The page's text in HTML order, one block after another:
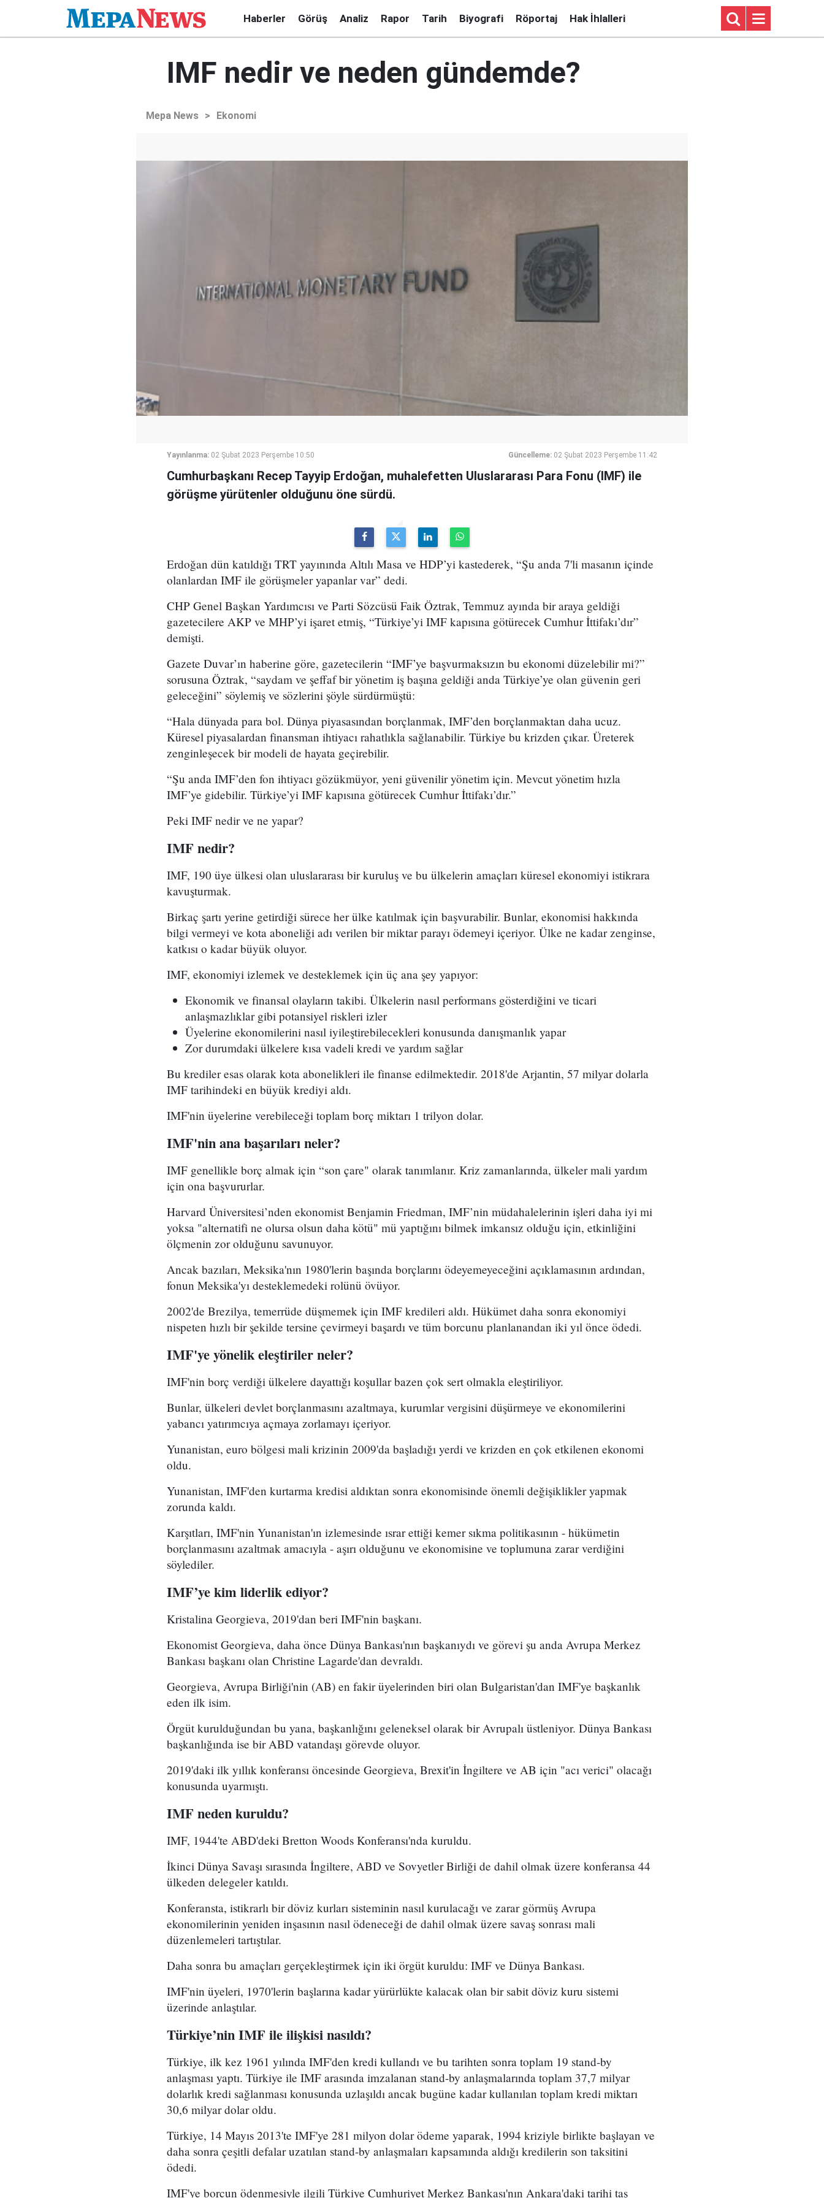
Haberler Görüş Analiz Rapor Tarih Biyografi Röportaj Hak İhlalleri
IMF nedir ve neden gündemde?
Mepa News > Ekonomi
Yayınlanma: 02 Şubat 2023 Perşembe 10:50 Güncelleme: 02 Şubat 2023 Perşembe 11:42
Cumhurbaşkanı Recep Tayyip Erdoğan, muhalefetten Uluslararası Para Fonu (IMF) ile
görüşme yürütenler olduğunu öne sürdü.
Erdoğan dün katıldığı TRT yayınında Altılı Masa ve HDP’yi kastederek, “Şu anda 7'li masanın içinde
olanlardan IMF ile görüşmeler yapanlar var” dedi.
CHP Genel Başkan Yardımcısı ve Parti Sözcüsü Faik Öztrak, Temmuz ayında bir araya geldiği
gazetecilere AKP ve MHP’yi işaret etmiş, “Türkiye’yi IMF kapısına götürecek Cumhur İttifakı’dır”
demişti.
Gazete Duvar’ın haberine göre, gazetecilerin “IMF’ye başvurmaksızın bu ekonomi düzelebilir mi?”
sorusuna Öztrak, “saydam ve şeffaf bir yönetim iş başına geldiği anda Türkiye’ye olan güvenin geri
geleceğini” söylemiş ve sözlerini şöyle sürdürmüştü:
“Hala dünyada para bol. Dünya piyasasından borçlanmak, IMF’den borçlanmaktan daha ucuz.
Küresel piyasalardan finansman ihtiyacı rahatlıkla sağlanabilir. Türkiye bu krizden çıkar. Üreterek
zenginleşecek bir modeli de hayata geçirebilir.
“Şu anda IMF’den fon ihtiyacı gözükmüyor, yeni güvenilir yönetim için. Mevcut yönetim hızla
IMF’ye gidebilir. Türkiye’yi IMF kapısına götürecek Cumhur İttifakı’dır.”
Peki IMF nedir ve ne yapar?
IMF nedir?
IMF, 190 üye ülkesi olan uluslararası bir kuruluş ve bu ülkelerin amaçları küresel ekonomiyi istikrara
kavuşturmak.
Birkaç şartı yerine getirdiği sürece her ülke katılmak için başvurabilir. Bunlar, ekonomisi hakkında
bilgi vermeyi ve kota aboneliği adı verilen bir miktar parayı ödemeyi içeriyor. Ülke ne kadar zenginse,
katkısı o kadar büyük oluyor.
IMF, ekonomiyi izlemek ve desteklemek için üç ana şey yapıyor:
Ekonomik ve finansal olayların takibi. Ülkelerin nasıl performans gösterdiğini ve ticari
anlaşmazlıklar gibi potansiyel riskleri izler
Üyelerine ekonomilerini nasıl iyileştirebilecekleri konusunda danışmanlık yapar
Zor durumdaki ülkelere kısa vadeli kredi ve yardım sağlar
Bu krediler esas olarak kota abonelikleri ile finanse edilmektedir. 2018'de Arjantin, 57 milyar dolarla
IMF tarihindeki en büyük krediyi aldı.
IMF'nin üyelerine verebileceği toplam borç miktarı 1 trilyon dolar.
IMF'nin ana başarıları neler?
IMF genellikle borç almak için “son çare" olarak tanımlanır. Kriz zamanlarında, ülkeler mali yardım
için ona başvururlar.
Harvard Üniversitesi’nden ekonomist Benjamin Friedman, IMF’nin müdahalelerinin işleri daha iyi mi
yoksa "alternatifi ne olursa olsun daha kötü" mü yaptığını bilmek imkansız olduğu için, etkinliğini
ölçmenin zor olduğunu savunuyor.
Ancak bazıları, Meksika'nın 1980'lerin başında borçlarını ödeyemeyeceğini açıklamasının ardından,
fonun Meksika'yı desteklemedeki rolünü övüyor.
2002'de Brezilya, temerrüde düşmemek için IMF kredileri aldı. Hükümet daha sonra ekonomiyi
nispeten hızlı bir şekilde tersine çevirmeyi başardı ve tüm borcunu planlanandan iki yıl önce ödedi.
IMF'ye yönelik eleştiriler neler?
IMF'nin borç verdiği ülkelere dayattığı koşullar bazen çok sert olmakla eleştiriliyor.
Bunlar, ülkeleri devlet borçlanmasını azaltmaya, kurumlar vergisini düşürmeye ve ekonomilerini
yabancı yatırımcıya açmaya zorlamayı içeriyor.
Yunanistan, euro bölgesi mali krizinin 2009'da başladığı yerdi ve krizden en çok etkilenen ekonomi
oldu.
Yunanistan, IMF'den kurtarma kredisi aldıktan sonra ekonomisinde önemli değişiklikler yapmak
zorunda kaldı.
Karşıtları, IMF'nin Yunanistan'ın izlemesinde ısrar ettiği kemer sıkma politikasının - hükümetin
borçlanmasını azaltmak amacıyla - aşırı olduğunu ve ekonomisine ve toplumuna zarar verdiğini
söylediler.
IMF’ye kim liderlik ediyor?
Kristalina Georgieva, 2019'dan beri IMF'nin başkanı.
Ekonomist Georgieva, daha önce Dünya Bankası'nın başkanıydı ve görevi şu anda Avrupa Merkez
Bankası başkanı olan Christine Lagarde'dan devraldı.
Georgieva, Avrupa Birliği'nin (AB) en fakir üyelerinden biri olan Bulgaristan'dan IMF'ye başkanlık
eden ilk isim.
Örgüt kurulduğundan bu yana, başkanlığını geleneksel olarak bir Avrupalı üstleniyor. Dünya Bankası
başkanlığında ise bir ABD vatandaşı görevde oluyor.
2019'daki ilk yıllık konferansı öncesinde Georgieva, Brexit'in İngiltere ve AB için "acı verici" olacağı
konusunda uyarmıştı.
IMF neden kuruldu?
IMF, 1944'te ABD'deki Bretton Woods Konferansı'nda kuruldu.
İkinci Dünya Savaşı sırasında İngiltere, ABD ve Sovyetler Birliği de dahil olmak üzere konferansa 44
ülkeden delegeler katıldı.
Konferansta, istikrarlı bir döviz kurları sisteminin nasıl kurulacağı ve zarar görmüş Avrupa
ekonomilerinin yeniden inşasının nasıl ödeneceği de dahil olmak üzere savaş sonrası mali
düzenlemeleri tartıştılar.
Daha sonra bu amaçları gerçekleştirmek için iki örgüt kuruldu: IMF ve Dünya Bankası.
IMF'nin üyeleri, 1970'lerin başlarına kadar yürürlükte kalacak olan bir sabit döviz kuru sistemi
üzerinde anlaştılar.
Türkiye’nin IMF ile ilişkisi nasıldı?
Türkiye, ilk kez 1961 yılında IMF'den kredi kullandı ve bu tarihten sonra toplam 19 stand-by
anlaşması yaptı. Türkiye ile IMF arasında imzalanan stand-by anlaşmalarında toplam 37,7 milyar
dolarlık kredi sağlanması konusunda uzlaşıldı ancak bugüne kadar kullanılan toplam kredi miktarı
30,6 milyar dolar oldu.
Türkiye, 14 Mayıs 2013'te IMF'ye 281 milyon dolar ödeme yaparak, 1994 kriziyle birlikte başlayan ve
daha sonra çeşitli defalar uzatılan stand-by anlaşmaları kapsamında aldığı kredilerin son taksitini
ödedi.
IMF'ye borcun ödenmesiyle ilgili Türkiye Cumhuriyet Merkez Bankası'nın Ankara'daki tarihi taş